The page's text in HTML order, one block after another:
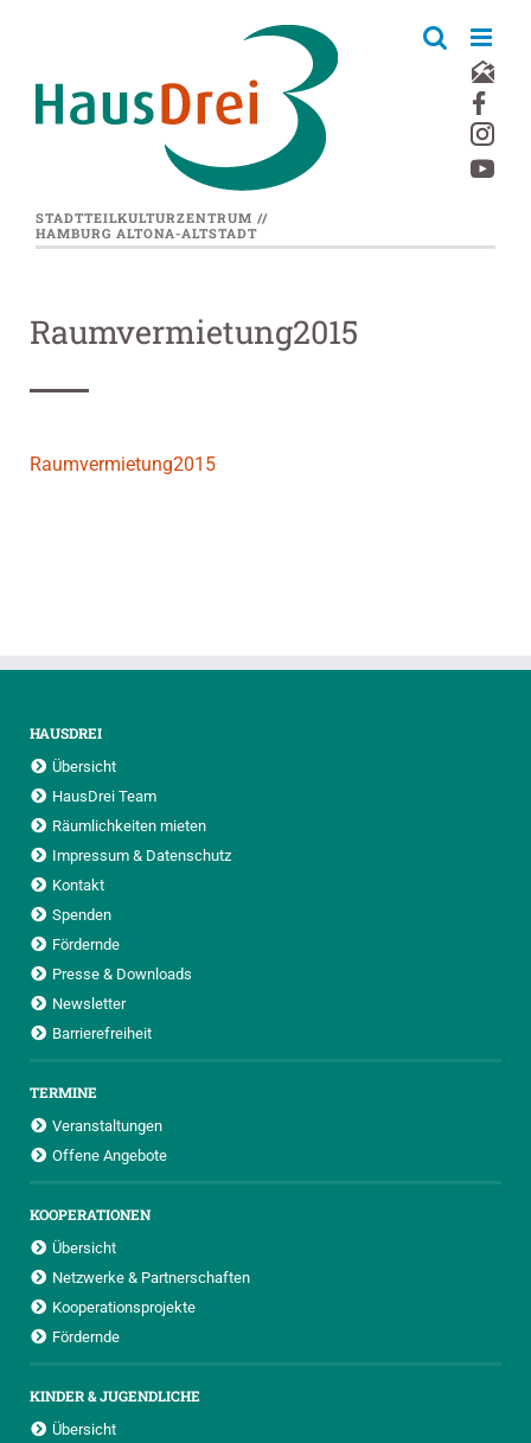
STADTTEILKULTURZENTRUM //
HAMBURG ALTONA-ALTSTADT
Raumvermietung2015
Raumvermietung2015
HAUSDREI
Übersicht
HausDrei Team
Räumlichkeiten mieten
Impressum & Datenschutz
Kontakt
Spenden
Fördernde
Presse & Downloads
Newsletter
Barrierefreiheit
TERMINE
Veranstaltungen
Offene Angebote
KOOPERATIONEN
Übersicht
Netzwerke & Partnerschaften
Kooperationsprojekte
Fördernde
KINDER & JUGENDLICHE
Übersicht